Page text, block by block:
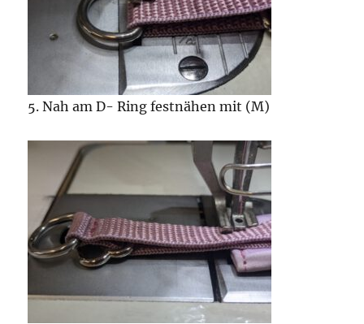
5. Nah am D- Ring festnähen mit (M)